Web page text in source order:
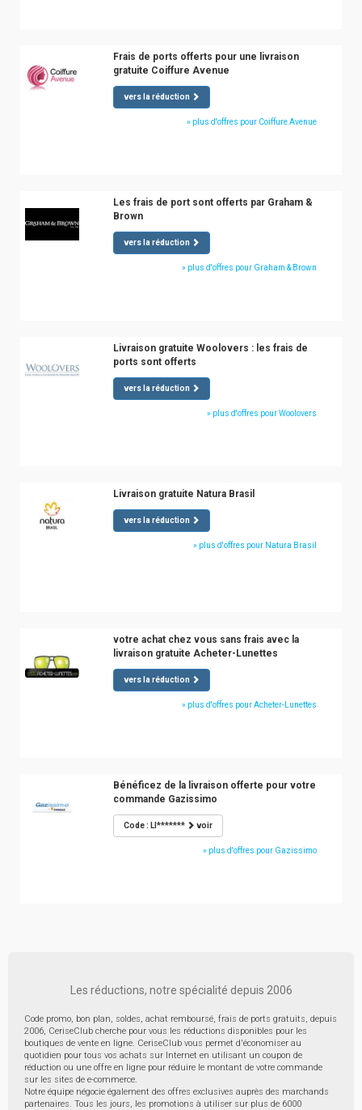
Frais de ports offerts pour une livraison
gratuite Coiffure Avenue
vers la réduction
» plus d'offres pour Coiffure Avenue
Les frais de port sont offerts par Graham &
Brown
vers la réduction
» plus d'offres pour Graham & Brown
Livraison gratuite Woolovers : les frais de
ports sont offerts
vers la réduction
» plus d'offres pour Woolovers
Livraison gratuite Natura Brasil
vers la réduction
» plus d'offres pour Natura Brasil
votre achat chez vous sans frais avec la
livraison gratuite Acheter-Lunettes
vers la réduction
» plus d'offres pour Acheter-Lunettes
Bénéficez de la livraison offerte pour votre
commande Gazissimo
Code : LI******* voir
» plus d'offres pour Gazissimo
Les réductions, notre spécialité depuis 2006
Code promo, bon plan, soldes, achat remboursé, frais de ports gratuits, depuis
2006, CeriseClub cherche pour vous les réductions disponibles pour les
boutiques de vente en ligne. CeriseClub vous permet d'économiser au
quotidien pour tous vos achats sur Internet en utilisant un coupon de
réduction ou une offre en ligne pour réduire le montant de votre commande
sur les sites de e-commerce.
Notre équipe négocie également des offres exclusives auprès des marchands
partenaires. Tous les jours, les promotions à utiliser sur plus de 6000